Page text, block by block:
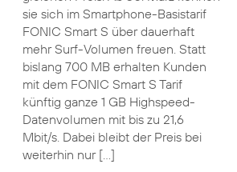
sie sich im Smartphone-Basistarif
FONIC Smart S über dauerhaft
mehr Surf-Volumen freuen. Statt
bislang 700 MB erhalten Kunden
mit dem FONIC Smart S Tarif
künftig ganze 1 GB Highspeed-
Datenvolumen mit bis zu 21,6
Mbit/s. Dabei bleibt der Preis bei
weiterhin nur […]